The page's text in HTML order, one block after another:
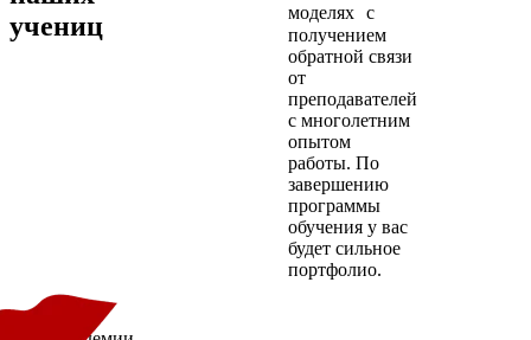
учениц
моделях с
получением
обратной связи
от
преподавателей
с многолетним
опытом
работы. По
завершению
программы
обучения у вас
будет сильное
портфолио.